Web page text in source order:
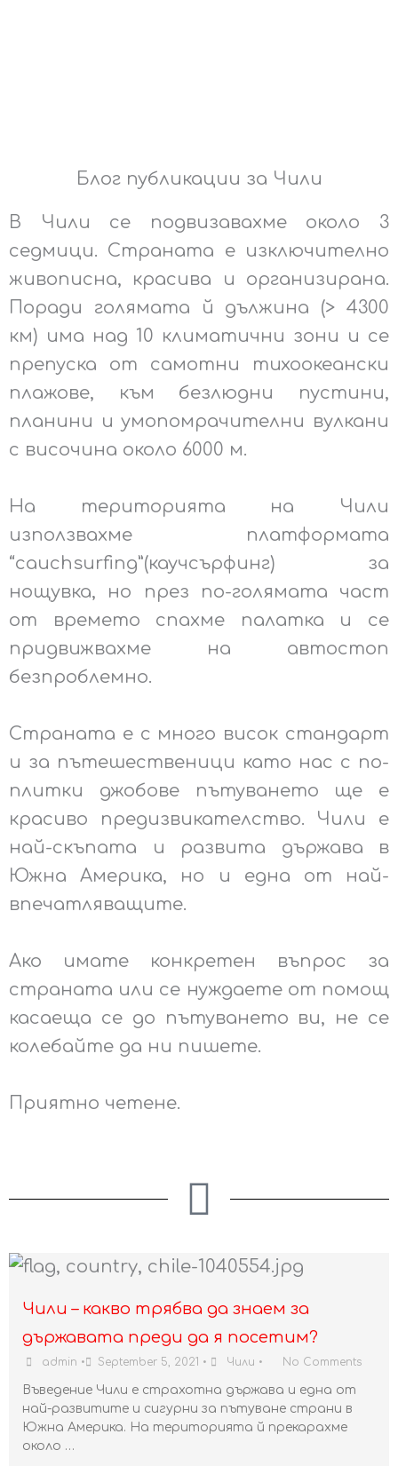
Блог публикации за Чили
В Чили се подвизавахме около 3
седмици. Страната е изключително
живописна, красива и организирана.
Поради голямата й дължина (> 4300
км) има над 10 климатични зони и се
препуска от самотни тихоокеански
плажове, към безлюдни пустини,
планини и умопомрачителни вулкани
с височина около 6000 м.
На територията на Чили
използвахме платформата
“cauchsurfing”(каучсърфинг) за
нощувка, но през по-голямата част
от времето спахме палатка и се
придвижвахме на автостоп
безпроблемно.
Страната е с много висок стандарт
и за пътешественици като нас с по-
плитки джобове пътуването ще е
красиво предизвикателство. Чили е
най-скъпата и развита държава в
Южна Америка, но и една от най-
впечатляващите.
Ако имате конкретен въпрос за
страната или се нуждаете от помощ
касаеща се до пътуването ви, не се
колебайте да ни пишете.
Приятно четене.
Чили – какво трябва да знаем за
държавата преди да я посетим?
admin • September 5, 2021 • Чили • No Comments
Въведение Чили е страхотна държава и една от
най-развитите и сигурни за пътуване страни в
Южна Америка. На територията й прекарахме
около …